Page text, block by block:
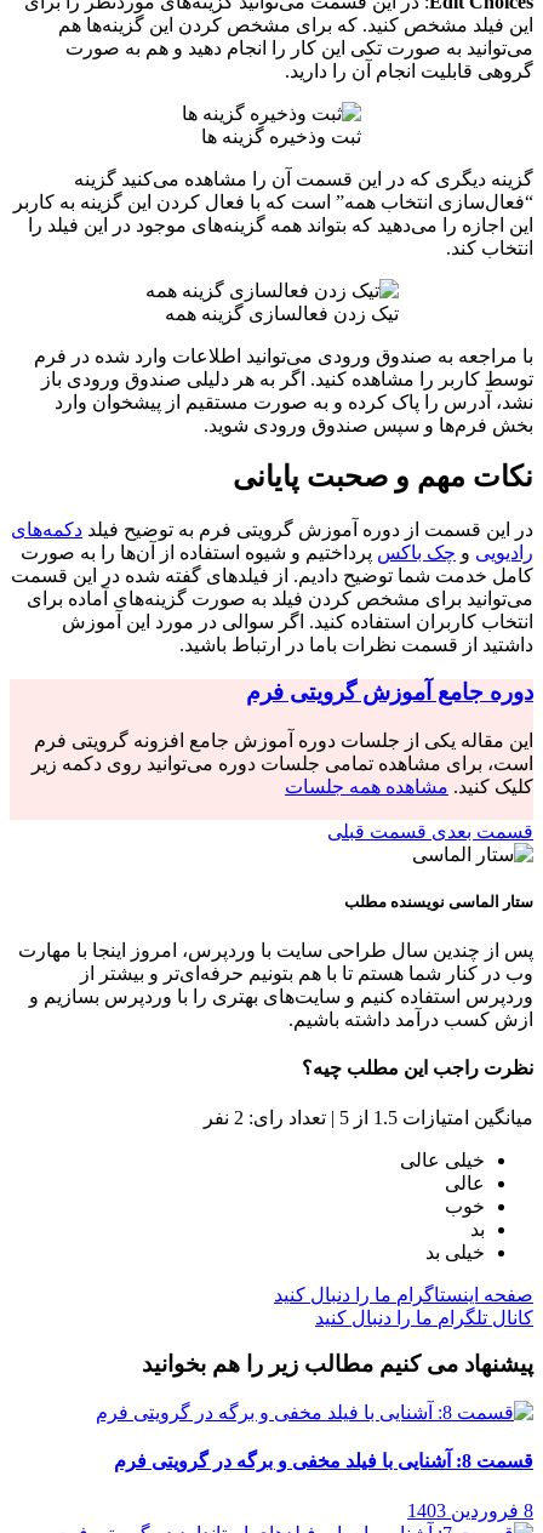
این فیلد مشخص کنید. که برای مشخص کردن این گزینه‌ها هم
می‌توانید به صورت تکی این کار را انجام دهید و هم به صورت
گروهی قابلیت انجام آن را دارید.
ثبت وذخیره گزینه ها
گزینه دیگری که در این قسمت آن را مشاهده می‌کنید گزینه
“فعال‌سازی انتخاب همه” است که با فعال کردن این گزینه به کاربر
این اجازه را می‌دهید که بتواند همه گزینه‌های موجود در این فیلد را
انتخاب کند.
تیک زدن فعالسازی گزینه همه
با مراجعه به صندوق ورودی می‌توانید اطلاعات وارد شده در فرم
توسط کاربر را مشاهده کنید. اگر به هر دلیلی صندوق ورودی باز
نشد، آدرس را پاک کرده و به صورت مستقیم از پیشخوان وارد
بخش فرم‌ها و سپس صندوق ورودی شوید.
نکات مهم و صحبت پایانی
در این قسمت از دوره آموزش گرویتی فرم به توضیح فیلد دکمه‌های
رادیویی و چک باکس پرداختیم و شیوه استفاده از آن‌ها را به صورت
کامل خدمت شما توضیح دادیم. از فیلدهای گفته شده در این قسمت
می‌توانید برای مشخص کردن فیلد به صورت گزینه‌های آماده برای
انتخاب کاربران استفاده کنید. اگر سوالی در مورد این آموزش
داشتید از قسمت نظرات باما در ارتباط باشید.
دوره جامع آموزش گرویتی فرم
این مقاله یکی از جلسات دوره آموزش جامع افزونه گرویتی فرم
است، برای مشاهده تمامی جلسات دوره می‌توانید روی دکمه زیر
کلیک کنید. مشاهده همه جلسات
قسمت بعدی قسمت قبلی
ستار الماسی نویسنده مطلب
پس از چندین سال طراحی سایت با وردپرس، امروز اینجا با مهارت
وب در کنار شما هستم تا با هم بتونیم حرفه‌ای‌تر و بیشتر از
وردپرس استفاده کنیم و سایت‌های بهتری را با وردپرس بسازیم و
ازش کسب درآمد داشته باشیم.
نظرت راجب این مطلب چیه؟
میانگین امتیازات 1.5 از 5 | تعداد رای: 2 نفر
خیلی عالی
عالی
خوب
بد
خیلی بد
صفحه اینستاگرام ما را دنبال کنید
کانال تلگرام ما را دنبال کنید
پیشنهاد می کنیم مطالب زیر را هم بخوانید
قسمت 8: آشنایی با فیلد مخفی و برگه در گرویتی فرم
8 فروردین 1403